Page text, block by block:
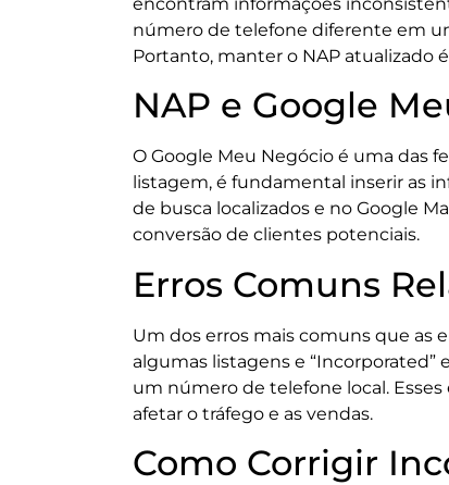
número de telefone diferente em
Portanto, manter o NAP atualizado
NAP e Google
O Google Meu Negócio é uma das
listagem, é fundamental inserir as
de busca localizados e no Google
conversão de clientes potenciais.
Erros Comuns
Um dos erros mais comuns que as
algumas listagens e
um número de telefone local.
afetar o tráfego e as vendas.
Como Corrigir